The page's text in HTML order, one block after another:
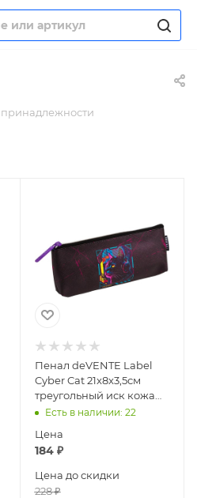
Пенал deVENTE Label
Cyber Cat 21x8x3,5см
треугольный иск кожа
7026503
Есть в наличии: 22
Цена
184₽
Цена до скидки
228₽